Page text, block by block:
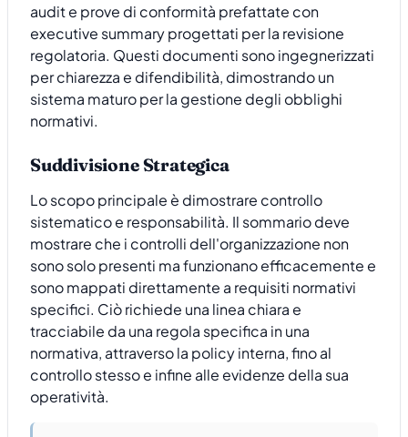
audit e prove di conformità prefattate con
executive summary progettati per la revisione
regolatoria. Questi documenti sono ingegnerizzati
per chiarezza e difendibilità, dimostrando un
sistema maturo per la gestione degli obblighi
normativi.
Suddivisione Strategica
Lo scopo principale è dimostrare controllo
sistematico e responsabilità. Il sommario deve
mostrare che i controlli dell'organizzazione non
sono solo presenti ma funzionano efficacemente e
sono mappati direttamente a requisiti normativi
specifici. Ciò richiede una linea chiara e
tracciabile da una regola specifica in una
normativa, attraverso la policy interna, fino al
controllo stesso e infine alle evidenze della sua
operatività.